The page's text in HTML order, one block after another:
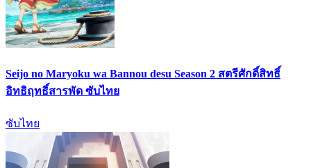
Seijo no Maryoku wa Bannou desu Season 2 สตรีศักดิ์สิทธิ์
อิทธิฤทธิ์สารพัด ซับไทย
ซับไทย